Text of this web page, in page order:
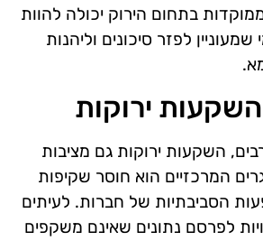
בתחום הירוק יכולה להוות
לפזר סיכונים וליהנות
ירוקות
השקעות ירוקות גם מציבות
המרכזיים הוא חוסר שקיפות
הסביבתיות של חברות. לעיתים
לפרסם נתונים שאינם משקפים